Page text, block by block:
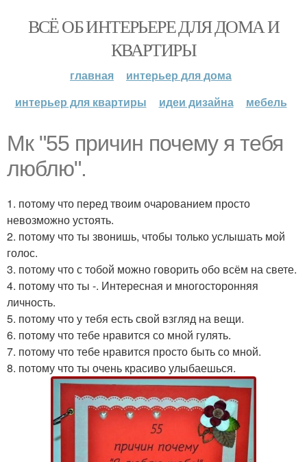
ВСЁ ОБ ИНТЕРЬЕРЕ ДЛЯ ДОМА И
КВАРТИРЫ
главная
интерьер для дома
интерьер для квартиры
идеи дизайна мебель
Мк "55 причин почему я тебя
люблю".
1. потому что перед твоим очарованием просто
невозможно устоять.
2. потому что ты звонишь, чтобы только услышать мой
голос.
3. потому что с тобой можно говорить обо всём на свете.
4. потому что ты -. Интересная и многосторонняя
личность.
5. потому что у тебя есть свой взгляд на вещи.
6. потому что тебе нравится со мной гулять.
7. потому что тебе нравится просто быть со мной.
8. потому что ты очень красиво улыбаешься.